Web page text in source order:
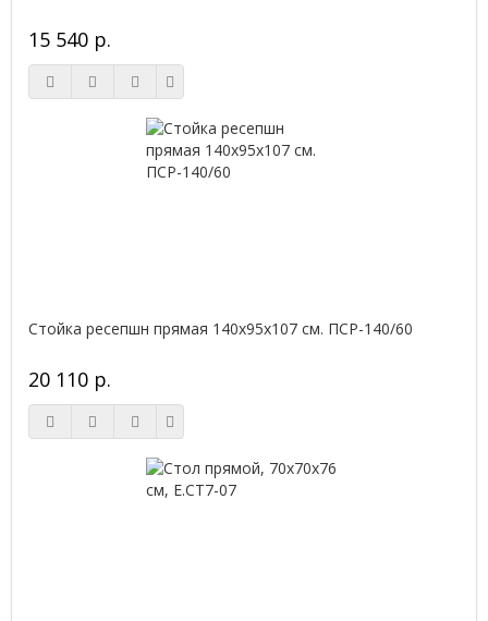
15 540 р.
Стойка ресепшн прямая 140х95х107 см. ПСР-140/60
20 110 р.